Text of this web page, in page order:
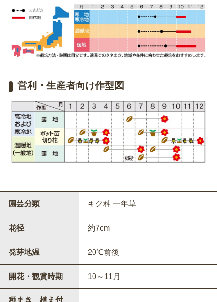
営利・生産者向け作型図
園芸分類 キク科 一年草
花径 約7cm
発芽地温 20℃前後
開花・観賞時期 10～11月
種まき、植え付